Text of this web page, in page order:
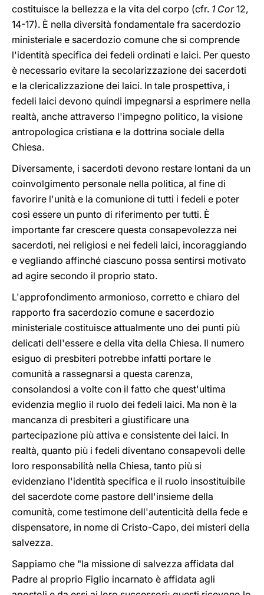
costituisce la bellezza e la vita del corpo (cfr. 1 Cor12,
14-17). È nella diversità fondamentale fra sacerdozio
ministeriale e sacerdozio comune che si comprende
l'identità specifica dei fedeli ordinati e laici. Per questo
è necessario evitare la secolarizzazione dei sacerdoti
e la clericalizzazione dei laici. In tale prospettiva, i
fedeli laici devono quindi impegnarsi a esprimere nella
realtà, anche attraverso l'impegno politico, la visione
antropologica cristiana e la dottrina sociale della
Chiesa.
Diversamente, i sacerdoti devono restare lontani da un
coinvolgimento personale nella politica, al fine di
favorire l'unità e la comunione di tutti i fedeli e poter
così essere un punto di riferimento per tutti. È
importante far crescere questa consapevolezza nei
sacerdoti, nei religiosi e nei fedeli laici, incoraggiando
e vegliando affinché ciascuno possa sentirsi motivato
ad agire secondo il proprio stato.
L'approfondimento armonioso, corretto e chiaro del
rapporto fra sacerdozio comune e sacerdozio
ministeriale costituisce attualmente uno dei punti più
delicati dell'essere e della vita della Chiesa. Il numero
esiguo di presbiteri potrebbe infatti portare le
comunità a rassegnarsi a questa carenza,
consolandosi a volte con il fatto che quest'ultima
evidenzia meglio il ruolo dei fedeli laici. Ma non è la
mancanza di presbiteri a giustificare una
partecipazione più attiva e consistente dei laici. In
realtà, quanto più i fedeli diventano consapevoli delle
loro responsabilità nella Chiesa, tanto più si
evidenziano l'identità specifica e il ruolo insostituibile
del sacerdote come pastore dell'insieme della
comunità, come testimone dell'autenticità della fede e
dispensatore, in nome di Cristo-Capo, dei misteri della
salvezza.
Sappiamo che "la missione di salvezza affidata dal
Padre al proprio Figlio incarnato è affidata agli